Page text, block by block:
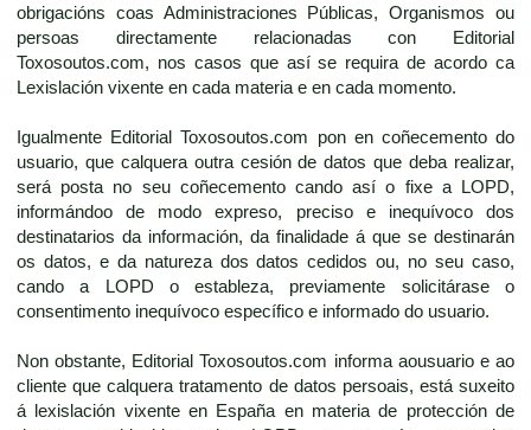
obrigacións coas Administraciones Públicas, Organismos ou
persoas directamente relacionadas con Editorial
Toxosoutos.com, nos casos que así se requira de acordo ca
Lexislación vixente en cada materia e en cada momento.
Igualmente Editorial Toxosoutos.com pon en coñecemento do
usuario, que calquera outra cesión de datos que deba realizar,
será posta no seu coñecemento cando así o fixe a LOPD,
informándoo de modo expreso, preciso e inequívoco dos
destinatarios da información, da finalidade á que se destinarán
os datos, e da natureza dos datos cedidos ou, no seu caso,
cando a LOPD o estableza, previamente solicitárase o
consentimento inequívoco específico e informado do usuario.
Non obstante, Editorial Toxosoutos.com informa aousuario e ao
cliente que calquera tratamento de datos persoais, está suxeito
á lexislación vixente en España en materia de protección de